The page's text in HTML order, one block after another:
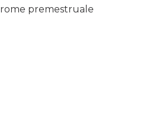
premestruale